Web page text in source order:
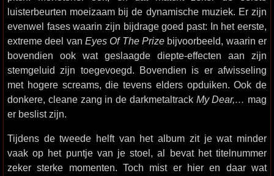
luisterbeurten moeizaam bij de dynamische muziek. Er zijn
evenwel fases waarin zijn bijdrage goed past: In het eerste,
extreme deel van Eyes Of The Prize bijvoorbeeld, waarin er
bovendien ook wat geslaagde diepte-effecten aan zijn
stemgeluid zijn toegevoegd. Bovendien is er afwisseling
met hogere screams, die tevens elders opduiken. Ook de
donkere, cleane zang in de darkmetaltrack My Dear,… mag
er beslist zijn.
Tijdens de tweede helft van het album zit je wat minder
vaak op het puntje van je stoel, al bevat het titelnummer
zeker sterke momenten. Toch mist er hier en daar wat